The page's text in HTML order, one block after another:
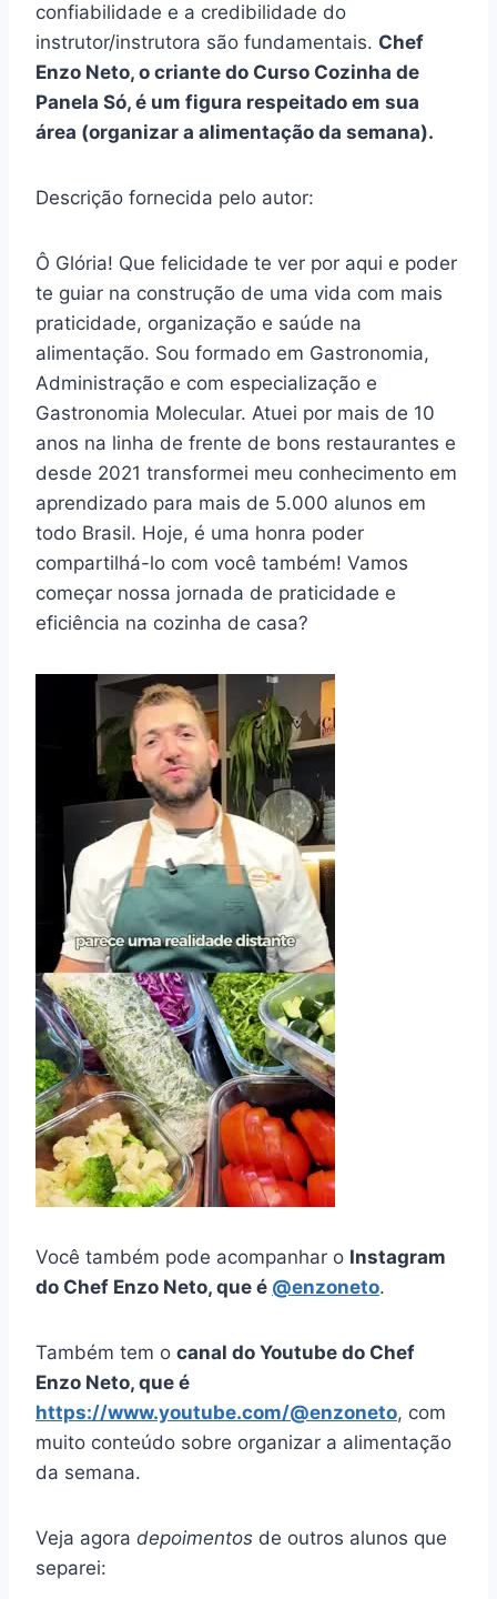
confiabilidade e a credibilidade do
instrutor/instrutora são fundamentais. Chef
Enzo Neto, o criante do Curso Cozinha de
Panela Só, é um figura respeitado em sua
área (organizar a alimentação da semana).
Descrição fornecida pelo autor:
Ô Glória! Que felicidade te ver por aqui e poder
te guiar na construção de uma vida com mais
praticidade, organização e saúde na
alimentação. Sou formado em Gastronomia,
Administração e com especialização e
Gastronomia Molecular. Atuei por mais de 10
anos na linha de frente de bons restaurantes e
desde 2021 transformei meu conhecimento em
aprendizado para mais de 5.000 alunos em
todo Brasil. Hoje, é uma honra poder
compartilhá-lo com você também! Vamos
começar nossa jornada de praticidade e
eficiência na cozinha de casa?
Você também pode acompanhar o Instagram
do Chef Enzo Neto, que é @enzoneto.
Também tem o canal do Youtube do Chef
Enzo Neto, que é
https://www.youtube.com/@enzoneto, com
muito conteúdo sobre organizar a alimentação
da semana.
Veja agora depoimentos de outros alunos que
separei: